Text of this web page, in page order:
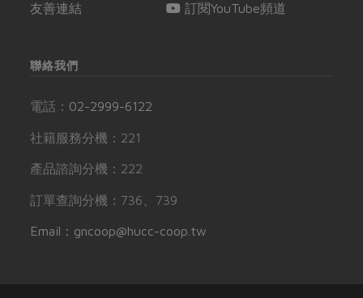
友善連結
訂閱YouTube頻道
聯絡我們
電話： 02-2999-6122
社籍服務分機：221
產品諮詢分機：222
訂單查詢分機：736、739
Email：gncoop@hucc-coop.tw